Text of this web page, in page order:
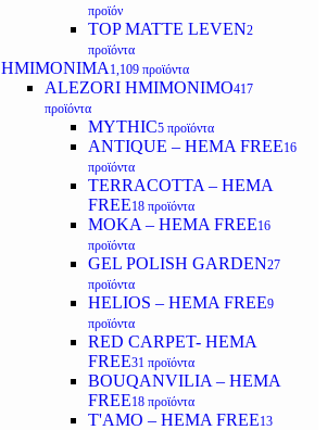
προϊόν
TOP MATTE LEVEN2
προϊόντα
ΗΜΙΜΟΝΙΜΑ 1,109 προϊόντα
ALEZORI ΗΜΙΜΟΝΙΜΟ417
προϊόντα
MYTHIC5 προϊόντα
ANTIQUE – HEMA FREE16
προϊόντα
TERRACOTTA – HEMA
FREE18 προϊόντα
MOKA – HEMA FREE16
προϊόντα
GEL POLISH GARDEN27
προϊόντα
HELIOS – HEMA FREE9
προϊόντα
RED CARPET- HEMA
FREE31 προϊόντα
BOUQANVILIA – HEMA
FREE18 προϊόντα
T'AMO – HEMA FREE13